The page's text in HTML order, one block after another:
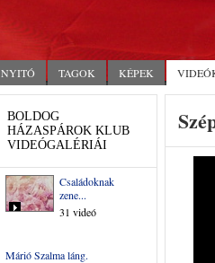
NYITÓ TAGOK KÉPEK
BOLDOG
HÁZASPÁROK KLUB
VIDEÓGALÉRIÁI
Családoknak
zene...
31 videó
Márió Szalma láng.